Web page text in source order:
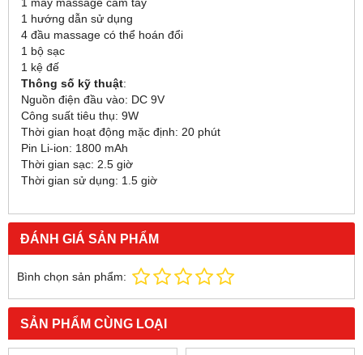
1 hướng dẫn sử dụng
4 đầu massage có thể hoán đổi
1 bộ sạc
1 kệ đế
Thông số kỹ thuật:
Nguồn điện đầu vào: DC 9V
Công suất tiêu thụ: 9W
Thời gian hoạt động mặc định: 20 phút
Pin Li-ion: 1800 mAh
Thời gian sạc: 2.5 giờ
Thời gian sử dụng: 1.5 giờ
ĐÁNH GIÁ SẢN PHẨM
Bình chọn sản phẩm:
SẢN PHẨM CÙNG LOẠI